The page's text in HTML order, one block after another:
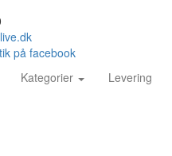
på facebook
(current)Kategorier Levering